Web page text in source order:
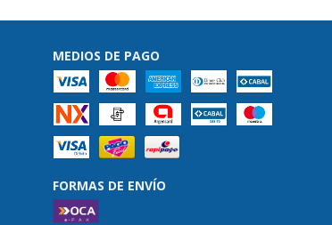
MEDIOS DE PAGO
FORMAS DE ENVÍO